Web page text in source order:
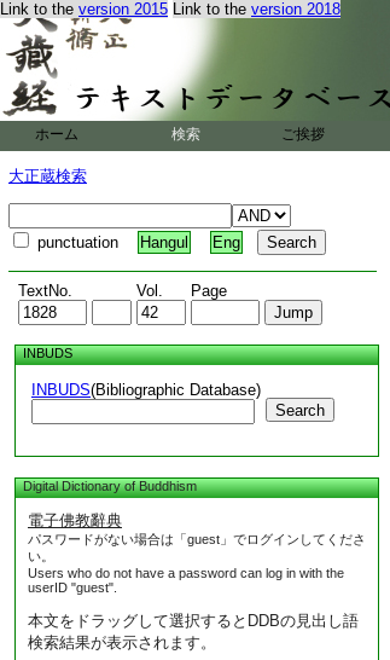
Link to the version 2015 Link to the version 2018
ホーム 検索 ご挨拶
大正蔵検索
punctuation Hangul Eng
TextNo. Vol. Page
INBUDS
INBUDS(Bibliographic Database)
Search
Digital Dictionary of Buddhism
電子佛教辭典
パスワードがない場合は「guest」でログインしてくださ
い。
Users who do not have a password can log in with the
userID "guest".
本文をドラッグして選択するとDDBの見出し語
検索結果が表示されます。